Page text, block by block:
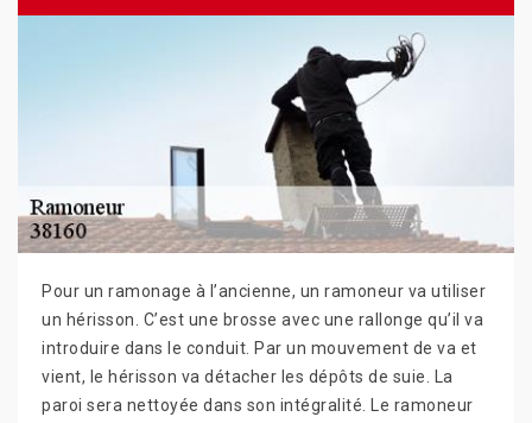
Pour un ramonage à l’ancienne, un ramoneur va utiliser
un hérisson. C’est une brosse avec une rallonge qu’il va
introduire dans le conduit. Par un mouvement de va et
vient, le hérisson va détacher les dépôts de suie. La
paroi sera nettoyée dans son intégralité. Le ramoneur